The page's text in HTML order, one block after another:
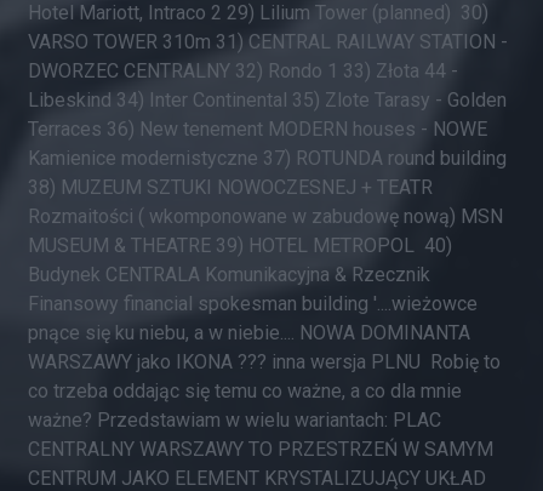
Hotel Mariott, Intraco 2 29) Lilium Tower (planned) 30)
VARSO TOWER 310m 31) CENTRAL RAILWAY STATION -
DWORZEC CENTRALNY 32) Rondo 1 33) Złota 44 -
Libeskind 34) Inter Continental 35) Zlote Tarasy - Golden
Terraces 36) New tenement MODERN houses - NOWE
Kamienice modernistyczne 37) ROTUNDA round building
38) MUZEUM SZTUKI NOWOCZESNEJ + TEATR
Rozmaitości ( wkomponowane w zabudowę nową) MSN
MUSEUM & THEATRE 39) HOTEL METROPOL 40)
Budynek CENTRALA Komunikacyjna & Rzecznik
Finansowy financial spokesman building '....wieżowce
pnące się ku niebu, a w niebie.... NOWA DOMINANTA
WARSZAWY jako IKONA ??? inna wersja PLNU Robię to
co trzeba oddając się temu co ważne, a co dla mnie
ważne? Przedstawiam w wielu wariantach: PLAC
CENTRALNY WARSZAWY TO PRZESTRZEŃ W SAMYM
CENTRUM JAKO ELEMENT KRYSTALIZUJĄCY UKŁAD